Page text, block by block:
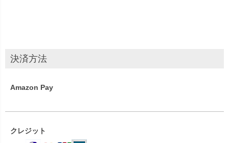
決済方法
Amazon Pay
クレジット